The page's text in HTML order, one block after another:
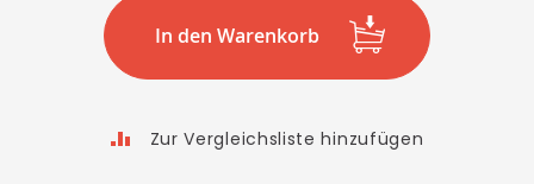
In den Warenkorb
Zur Vergleichsliste hinzufügen